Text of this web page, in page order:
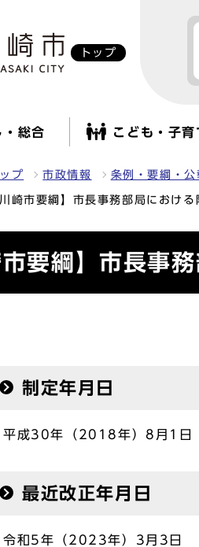
トップ
・総合 こども・子育
プ 市政情報 条例・要綱・公
川崎市要綱】市長事務部局におけ
市要綱】市長事
制定年月日
平成30年（2018年）8月1日
最近改正年月日
令和5年（2023年）3月3日